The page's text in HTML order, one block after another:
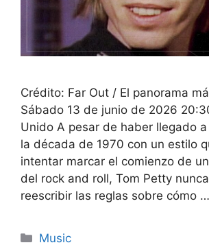
Crédito: Far Out / El panorama
Sábado 13 de junio de 2026
Unido A pesar de haber llegado
la década de 1970 con un estilo
intentar marcar el comienzo de
del rock and roll, Tom Petty
reescribir las reglas sobre cómo …
Categories
Music